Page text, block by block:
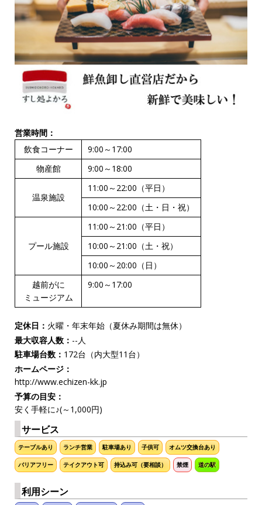
営業時間：
飲食コーナー
9:00～17:00
物産館
9:00～18:00
温泉施設
11:00～22:00（平日）
10:00～22:00（土・日・祝）
プール施設
11:00～21:00（平日）
10:00～21:00（土・祝）
10:00～20:00（日）
越前がに
ミュージアム
9:00～17:00
定休日： 火曜・年末年始（夏休み期間は無休）
最大収容人数： --人
駐車場台数： 172台（内大型11台）
ホームページ：
http://www.echizen-kk.jp
予算の目安：
安く手軽に♪(～1,000円)
サービス
テーブルあり ランチ営業 駐車場あり 子供可 オムツ交換台あり
バリアフリー テイクアウト可 持込み可（要相談） 禁煙 道の駅
利用シーン